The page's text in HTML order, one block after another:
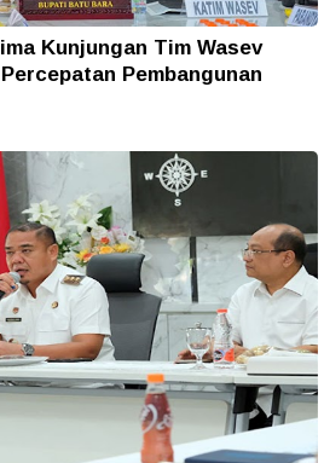
Kunjungan Tim Wasev
Pembangunan